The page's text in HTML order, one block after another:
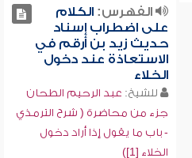
الفهرس:الكلام
على اضطراب إسناد
حديث زيد بن أرقم في
الاستعاذة عند دخول
الخلاء
للشيخ: عبد الرحيم الطحان
جزء من محاضرة ( شرح الترمذي
- باب ما يقول إذا أراد دخول
الخلاء [1])